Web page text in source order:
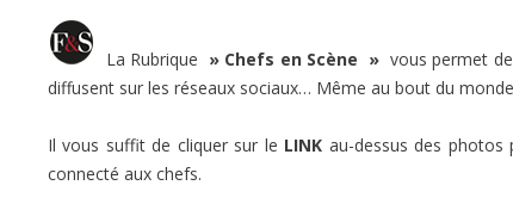
La Rubrique » Chefs en Scène » vous permet
diffusent sur les réseaux sociaux… Même au bout du
Il vous suffit de cliquer sur le LINK au-dessus des photos
connecté aux chefs.